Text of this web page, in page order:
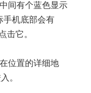
间有个蓝色显示
手机底部会有
击它。
位置的详细地
。